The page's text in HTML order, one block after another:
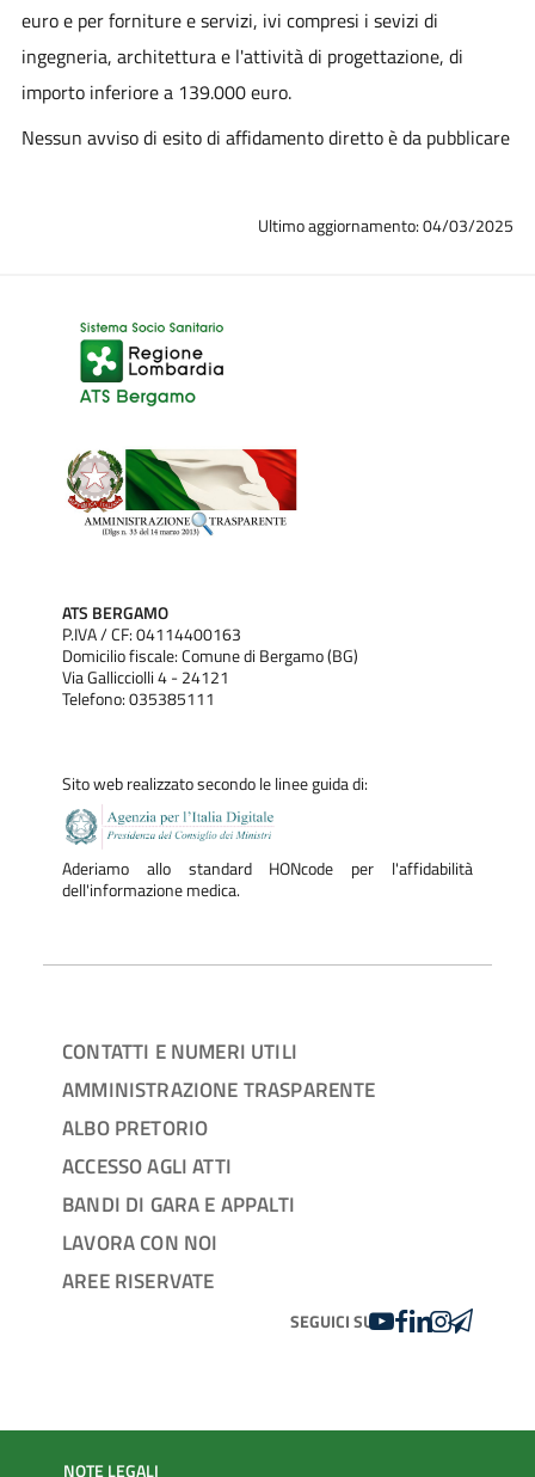
euro e per forniture e servizi, ivi compresi i sevizi di
ingegneria, architettura e l'attività di progettazione, di
importo inferiore a 139.000 euro.
Nessun avviso di esito di affidamento diretto è da pubblicare
Ultimo aggiornamento: 04/03/2025
ATS BERGAMO
P.IVA / CF: 04114400163
Domicilio fiscale: Comune di Bergamo (BG)
Via Gallicciolli 4 - 24121
Telefono: 035385111
Sito web realizzato secondo le linee guida di:
Aderiamo allo standard HONcode per l'affidabilità
dell'informazione medica.
CONTATTI E NUMERI UTILI
AMMINISTRAZIONE TRASPARENTE
ALBO PRETORIO
ACCESSO AGLI ATTI
BANDI DI GARA E APPALTI
LAVORA CON NOI
AREE RISERVATE
SEGUICI SUYOUTUBE
FACEBOOK
LINKEDIN
INSTAGRAM
NOTE LEGALI